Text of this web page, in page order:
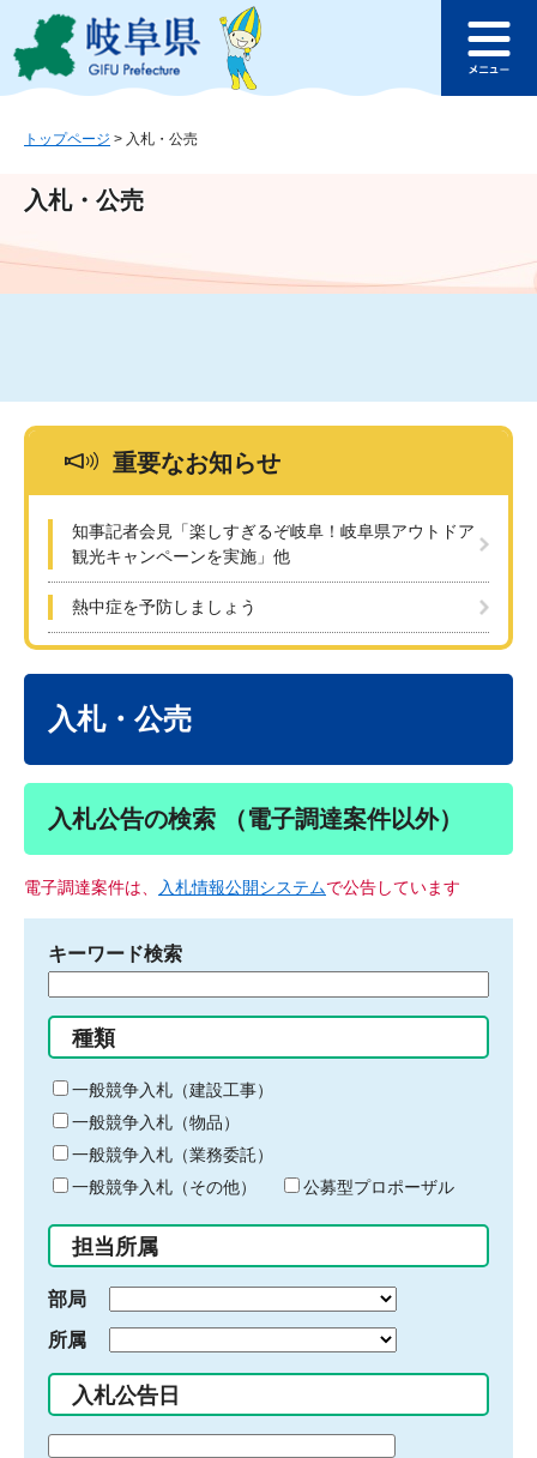
ジ
ュ
文
このページの本文へ
ュ
トップページ > 入札・公売
入札・公売
重要なお知らせ
知事記者会見「楽しすぎるぞ岐阜！岐阜県アウトドア
観光キャンペーンを実施」他
熱中症を予防しましょう
入札・公売
入札公告の検索 （電子調達案件以外）
電子調達案件は、 入札情報公開システムで公告しています
キーワード検索
る
キ
ー
ワ
ー
ド
入
力
種類
一般競争入札（建設工事）
一般競争入札（物品）
一般競争入札（業務委託）
一般競争入札（その他）
公募型プロポーザル
担当所属
部局
所属
入札公告日